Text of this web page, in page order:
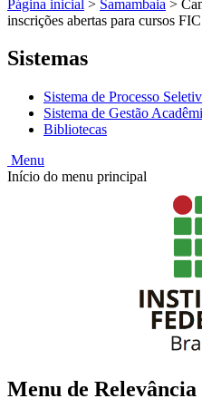
Página inicial > Samambaia >
inscrições abertas para cursos FIC
Sistemas
Sistema de Processo
Sistema de Gestão
Bibliotecas
Menu
Início do menu principal
Menu de Relevância